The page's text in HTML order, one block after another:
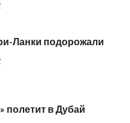
Ланки подорожали
полетит в Дубай